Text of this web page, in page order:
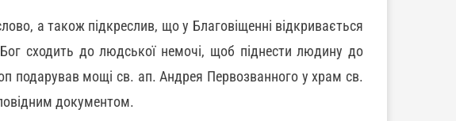
а також підкреслив, що у Благовіщенні відкривається
сходить до людської немочі, щоб піднести людину до
подарував мощі св. ап. Андрея Первозванного у храм св.
документом.